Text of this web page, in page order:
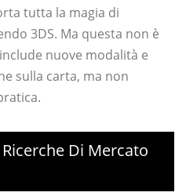
tutta la magia di
3DS. Ma questa non è
nuove modalità e
sulla carta, ma non
Di Mercato